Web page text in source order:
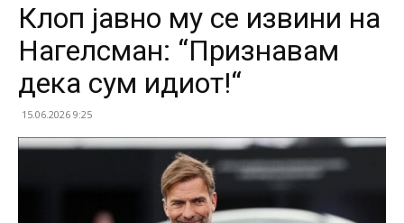
Клоп јавно му се извини на
Нагелсман: “Признавам
дека сум идиот!“
15.06.2026 9:25